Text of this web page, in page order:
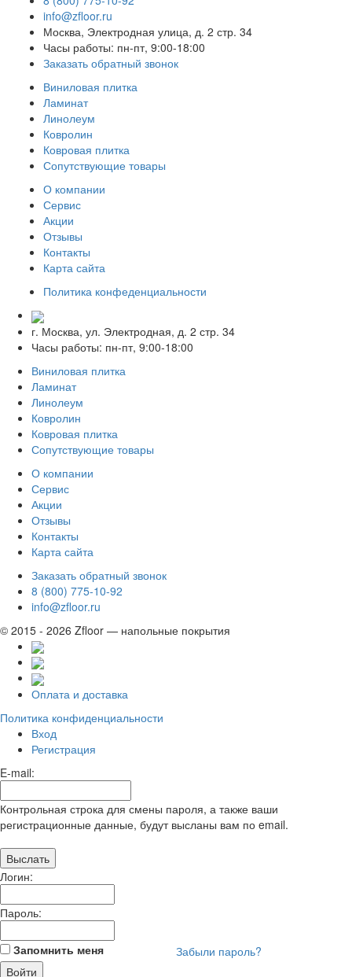
info@zfloor.ru
Москва, Электродная улица, д. 2 стр. 34
Часы работы: пн-пт, 9:00-18:00
Заказать обратный звонок
Виниловая плитка
Ламинат
Линолеум
Ковролин
Ковровая плитка
Сопутствующие товары
О компании
Сервис
Акции
Отзывы
Контакты
Карта сайта
Политика конфеденциальности
г. Москва, ул. Электродная, д. 2 стр. 34
Часы работы: пн-пт, 9:00-18:00
Виниловая плитка
Ламинат
Линолеум
Ковролин
Ковровая плитка
Сопутствующие товары
О компании
Сервис
Акции
Отзывы
Контакты
Карта сайта
Заказать обратный звонок
8 (800) 775-10-92
info@zfloor.ru
© 2015 - 2026 Zfloor — напольные покрытия
Оплата и доставка
Политика конфиденциальности
Вход
Регистрация
E-mail:
Контрольная строка для смены пароля, а также ваши
регистрационные данные, будут высланы вам по email.
Логин:
Пароль:
Запомнить меня Забыли пароль?